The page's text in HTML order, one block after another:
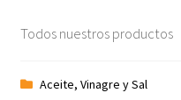
Todos nuestros productos
Aceite, Vinagre y Sal